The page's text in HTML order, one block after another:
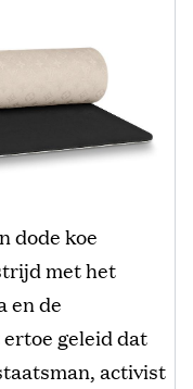
dode koe
met het
en de
geleid dat
activist